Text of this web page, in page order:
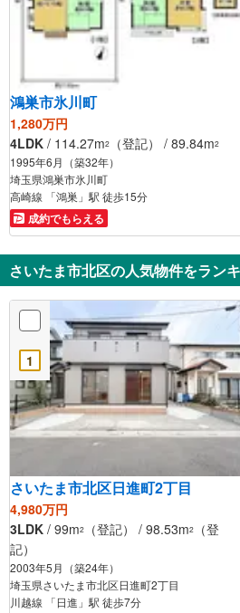
鴻巣市氷川町
1,280万円
4LDK / 114.27m2 （登記） / 89.84m2
1995年6月（築32年）
埼玉県鴻巣市氷川町
高崎線 「鴻巣」駅 徒歩15分
成約でもらえる
さいたま市北区の人気物件をラン
1
さいたま市北区日進町2丁目
4,980万円
3LDK / 99m2 （登記） / 98.53m2
（登
記）
2003年5月（築24年）
埼玉県さいたま市北区日進町2丁目
川越線 「日進」駅 徒歩7分